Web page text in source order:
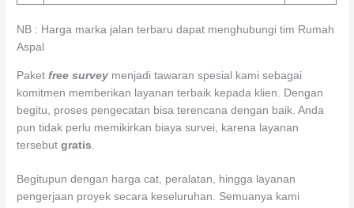
NB : Harga marka jalan terbaru dapat menghubungi tim Rumah
Aspal
Paket free survey menjadi tawaran spesial kami sebagai
komitmen memberikan layanan terbaik kepada klien. Dengan
begitu, proses pengecatan bisa terencana dengan baik. Anda
pun tidak perlu memikirkan biaya survei, karena layanan
tersebutgratis
Begitupun dengan harga cat, peralatan, hingga layanan
pengerjaan proyek secara keseluruhan. Semuanya kami